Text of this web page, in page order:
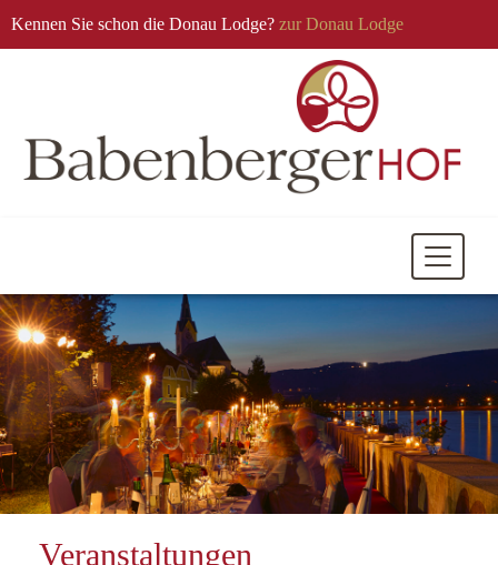
Kennen Sie schon die Donau Lodge? zur Donau Lodge
Mobile
Veranstaltungen